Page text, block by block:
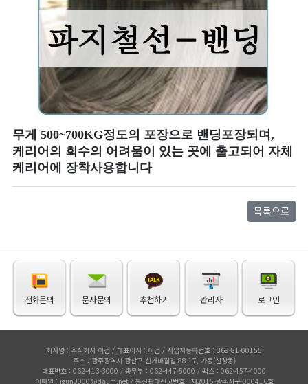
무게 500~700KG정도의 포장으로 밴딩포장되며,
케리어의 회수의 어려움이 있는 곳에 출고되어 자체
케리어에 장착사용합니다
목록으로
전화문의 문자문의 추천하기 관리자 로그인
회사명 : 주식회사 이건 / 대표이사 : 이건 / 사업자등록번호 : 369-81-00155
주소 : 광주광역시 광산구 신가매결길 88-17, 가동(신창동)
대표번호 : 062-413-3000 / 총무부 : 062-447-5000 / 팩스 : 062-457-4000
이메일 : igun3000@daum.net / 통신판매신고번호 : 제2015-광주서구-000416호